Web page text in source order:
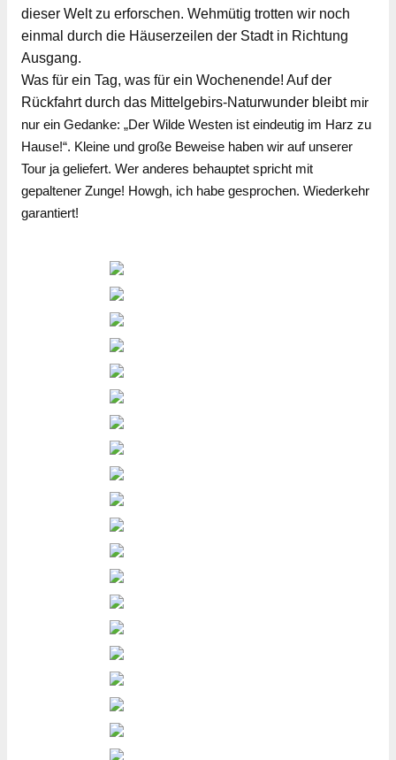
dieser Welt zu erforschen. Wehmütig trotten wir noch
einmal durch die Häuserzeilen der Stadt in Richtung
Ausgang.
Was für ein Tag, was für ein Wochenende! Auf der
Rückfahrt durch das Mittelgebirs-Naturwunder bleibt mir
nur ein Gedanke: „Der Wilde Westen ist eindeutig im Harz zu
Hause!“. Kleine und große Beweise haben wir auf unserer
Tour ja geliefert. Wer anderes behauptet spricht mit
gepaltener Zunge! Howgh, ich habe gesprochen. Wiederkehr
garantiert!